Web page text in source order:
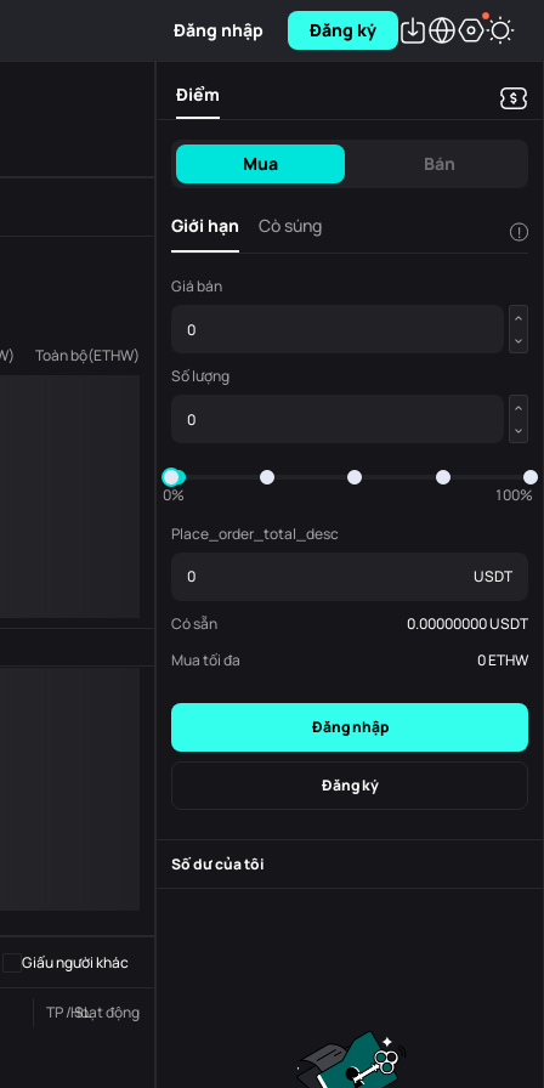
Đăng nhập Đăng ký
) Toàn bộ(ETHW)
-
Giấu người khác
TP / SLHoạt động
Điểm
Mua Bán
Giới hạn Cò súng !
Giá bán
Số lượng
0%
100%
Place_order_total_desc
USDT
Có sẵn 0.00000000USDT
Mua tối đa
0ETHW
Đăng nhập
Đăng ký
Số dư của tôi